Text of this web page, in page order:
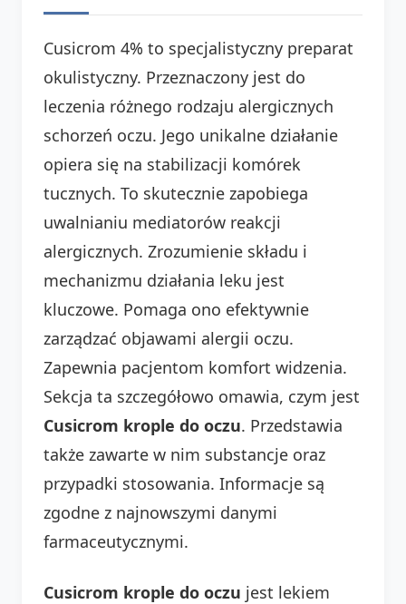
Cusicrom 4% to specjalistyczny preparat
okulistyczny. Przeznaczony jest do
leczenia różnego rodzaju alergicznych
schorzeń oczu. Jego unikalne działanie
opiera się na stabilizacji komórek
tucznych. To skutecznie zapobiega
uwalnianiu mediatorów reakcji
alergicznych. Zrozumienie składu i
mechanizmu działania leku jest
kluczowe. Pomaga ono efektywnie
zarządzać objawami alergii oczu.
Zapewnia pacjentom komfort widzenia.
Sekcja ta szczegółowo omawia, czym jest
Cusicrom krople do oczu. Przedstawia
także zawarte w nim substancje oraz
przypadki stosowania. Informacje są
zgodne z najnowszymi danymi
farmaceutycznymi.
Cusicrom krople do oczu jest lekiem